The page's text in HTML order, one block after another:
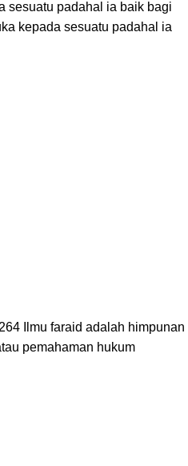
sesuatu padahal ia baik bagi
kepada sesuatu padahal ia
Ilmu faraid adalah himpunan
pemahaman hukum